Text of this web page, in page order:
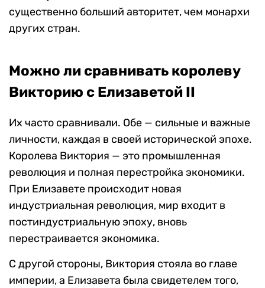
существенно больший авторитет, чем монархи
других стран.
Можно ли сравнивать королеву
Викторию с Елизаветой II
Их часто сравнивали. Обе — сильные и важные
личности, каждая в своей исторической эпохе.
Королева Виктория — это промышленная
революция и полная перестройка экономики.
При Елизавете происходит новая
индустриальная революция, мир входит в
постиндустриальную эпоху, вновь
перестраивается экономика.
С другой стороны, Виктория стояла во главе
империи, а Елизавета была свидетелем того,